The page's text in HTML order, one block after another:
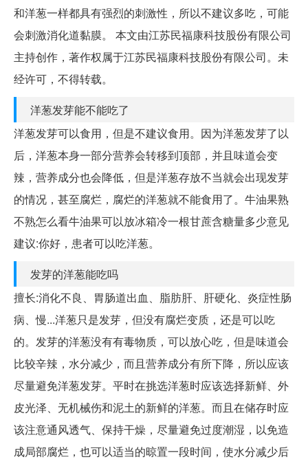
和洋葱一样都具有强烈的刺激性，所以不建议多吃，可能
会刺激消化道黏膜。 本文由江苏民福康科技股份有限公司
主持创作，著作权属于江苏民福康科技股份有限公司。未
经许可，不得转载。
洋葱发芽能不能吃了
洋葱发芽可以食用，但是不建议食用。因为洋葱发芽了以
后，洋葱本身一部分营养会转移到顶部，并且味道会变
辣，营养成分也会降低，但是洋葱存放不当就会出现发芽
的情况，甚至腐烂，腐烂的洋葱就不能食用了。牛油果熟
不熟怎么看牛油果可以放冰箱冷一根甘蔗含糖量多少意见
建议:你好，患者可以吃洋葱。
发芽的洋葱能吃吗
擅长:消化不良、胃肠道出血、脂肪肝、肝硬化、炎症性肠
病、慢...洋葱只是发芽，但没有腐烂变质，还是可以吃
的。发芽的洋葱没有有毒物质，可以放心吃，但是味道会
比较辛辣，水分减少，而且营养成分有所下降，所以应该
尽量避免洋葱发芽。平时在挑选洋葱时应该选择新鲜、外
皮光泽、无机械伤和泥土的新鲜的洋葱。而且在储存时应
该注意通风透气、保持干燥，尽量避免过度潮湿，以免造
成局部腐烂，也可以适当的晾置一段时间，使水分减少后